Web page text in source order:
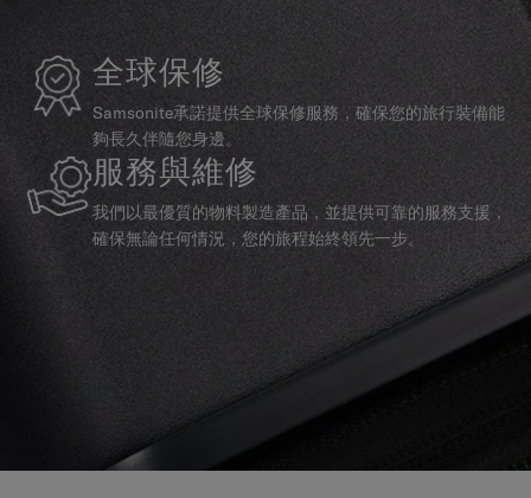
全球保修
Samsonite承諾提供全球保修服務，確保您的旅行裝備能
夠長久伴隨您身邊。
服務與維修
我們以最優質的物料製造產品，並提供可靠的服務支援，
確保無論任何情況，您的旅程始終領先一步。